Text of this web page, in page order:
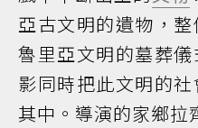
亞古文明的遺物，
魯里亞文明的墓葬
影同時把此文明的
其中。導演的家鄉